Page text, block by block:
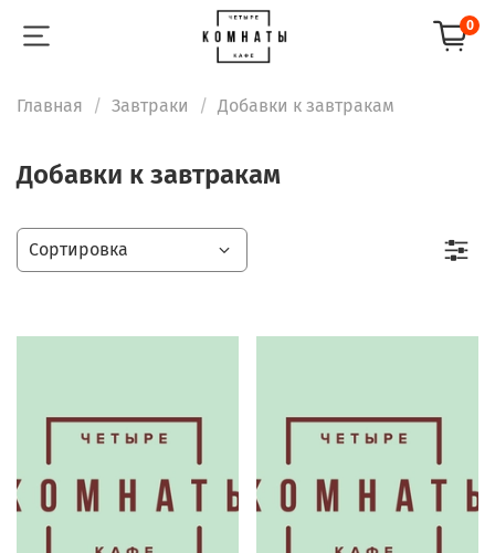
0
Главная Завтраки Добавки к завтракам
Добавки к завтракам